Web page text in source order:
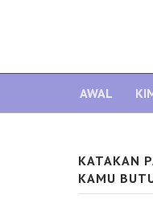
AWAL
KATAKAN
KAMU